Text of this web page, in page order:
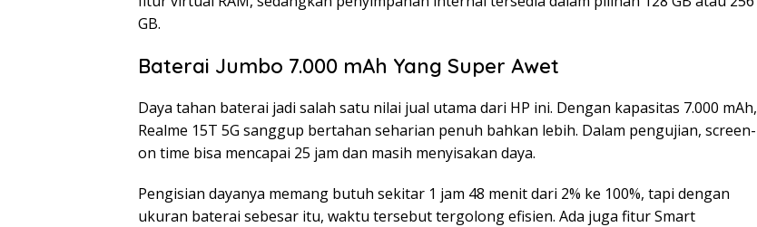
GB.
Baterai Jumbo 7.000 mAh Yang Super Awet
Daya tahan baterai jadi salah satu nilai jual utama dari HP ini. Dengan kapasitas 7.000 mAh,
Realme 15T 5G sanggup bertahan seharian penuh bahkan lebih. Dalam pengujian, screen-
on time bisa mencapai 25 jam dan masih menyisakan daya.
Pengisian dayanya memang butuh sekitar 1 jam 48 menit dari 2% ke 100%, tapi dengan
ukuran baterai sebesar itu, waktu tersebut tergolong efisien. Ada juga fitur Smart